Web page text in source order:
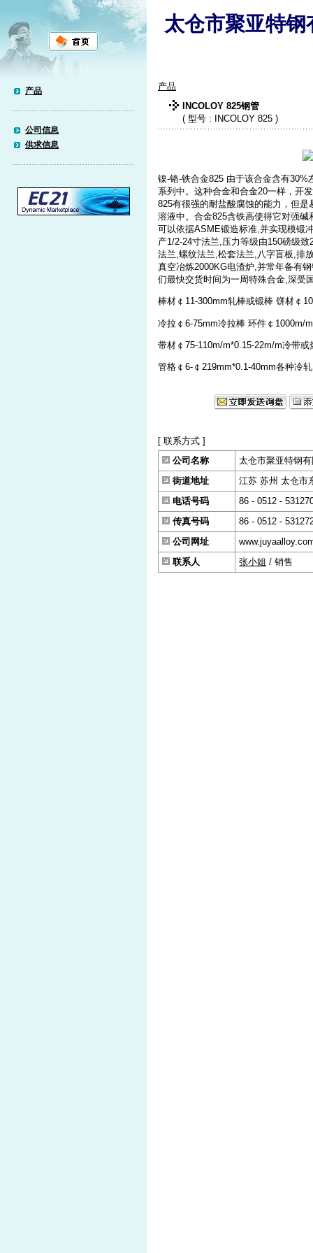
产品
公司信息
供求信息
太仓市聚亚特钢
产品
INCOLOY 825钢管
( 型号 : INCOLOY 825 )
镍-铬-铁合金825 由于该合金含有
系列中。这种合金和合金20一样，开
825有很强的耐盐酸腐蚀的能力，但
溶液中。合金825含铁高使得它对强
可以依据ASME锻造标准,并实现模锻
产1/2-24寸法兰,压力等级由150磅级
法兰,螺纹法兰,松套法兰,八字盲板,排
真空冶炼2000KG电渣炉,并常年备有
们最快交货时间为一周特殊合金,深受
棒材￠11-300mm轧棒或锻棒 饼材￠
冷拉￠6-75mm冷拉棒 环件￠1000m/
带材￠75-110m/m*0.15-22m/m冷带
管格￠6-￠219mm*0.1-40mm各种冷
[ 联系方式 ]
公司名称
太仓市聚亚特钢
街道地址
江苏 苏州 太仓市
电话号码
86 - 0512 -
传真号码
86 - 0512 -
公司网址
联系人
张小姐 / 销售